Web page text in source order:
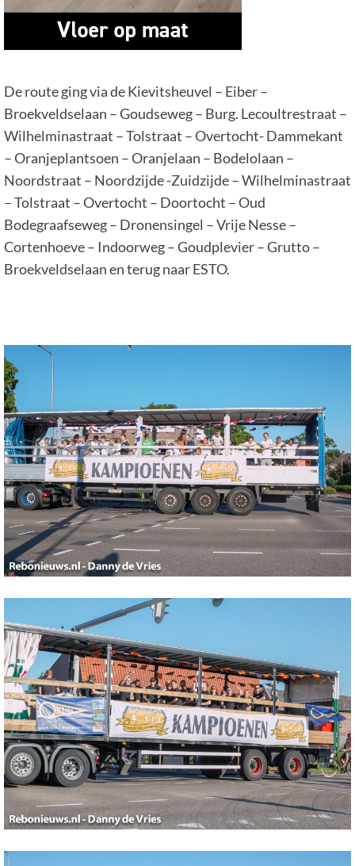
De route ging via de Kievitsheuvel – Eiber –
Broekveldselaan – Goudseweg – Burg. Lecoultrestraat –
Wilhelminastraat – Tolstraat – Overtocht- Dammekant
– Oranjeplantsoen – Oranjelaan – Bodelolaan –
Noordstraat – Noordzijde -Zuidzijde – Wilhelminastraat
– Tolstraat – Overtocht – Doortocht – Oud
Bodegraafseweg – Dronensingel – Vrije Nesse –
Cortenhoeve – Indoorweg – Goudplevier – Grutto –
Broekveldselaan en terug naar ESTO.